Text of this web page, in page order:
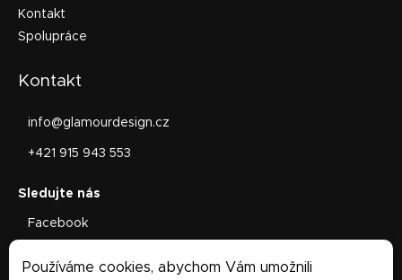
Používáme cookies, abychom Vám umožnili
Kontakt
Spolupráce
Kontakt
info@glamourdesign.cz
+421 915 943 553
Facebook